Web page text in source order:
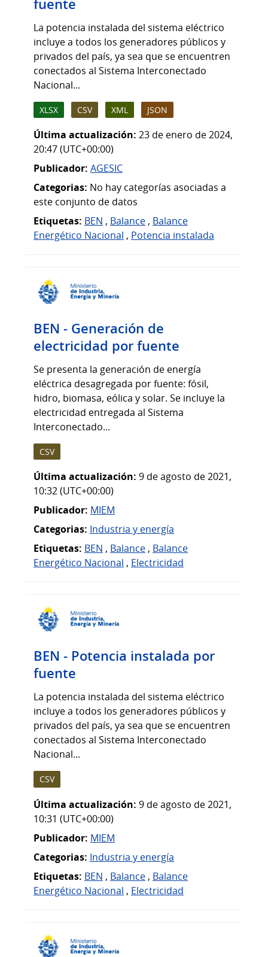
fuente
La potencia instalada del sistema eléctrico
incluye a todos los generadores públicos y
privados del país, ya sea que se encuentren
conectados al Sistema Interconectado
Nacional...
XLSX CSV XML JSON
Última actualización: 23 de enero de 2024,
20:47 (UTC+00:00)
Publicador: AGESIC
Categorias: No hay categorías asociadas a
este conjunto de datos
Etiquetas: BEN , Balance , Balance
Energético Nacional , Potencia instalada
BEN - Generación de
electricidad por fuente
Se presenta la generación de energía
eléctrica desagregada por fuente: fósil,
hidro, biomasa, eólica y solar. Se incluye la
electricidad entregada al Sistema
Interconectado...
CSV
Última actualización: 9 de agosto de 2021,
10:32 (UTC+00:00)
Publicador: MIEM
Categorias: Industria y energía
Etiquetas: BEN , Balance , Balance
Energético Nacional , Electricidad
BEN - Potencia instalada por
fuente
La potencia instalada del sistema eléctrico
incluye a todos los generadores públicos y
privados del país, ya sea que se encuentren
conectados al Sistema Interconectado
Nacional...
CSV
Última actualización: 9 de agosto de 2021,
10:31 (UTC+00:00)
Publicador: MIEM
Categorias: Industria y energía
Etiquetas: BEN , Balance , Balance
Energético Nacional , Electricidad